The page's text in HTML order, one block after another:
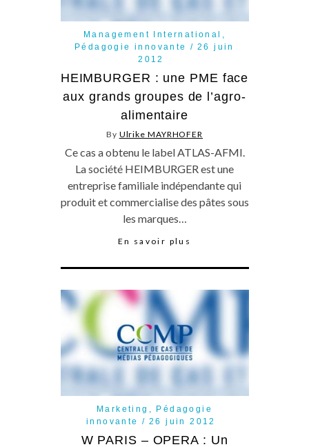
Management International
,
Pédagogie innovante
26 juin
2012
HEIMBURGER : une PME face
aux grands groupes de l’agro-
alimentaire
By Ulrike MAYRHOFER
Ce cas a obtenu le label ATLAS-AFMI.
La société HEIMBURGER est une
entreprise familiale indépendante qui
produit et commercialise des pâtes sous
les marques…
En savoir plus
Marketing ,
Pédagogie
innovante
26 juin 2012
W PARIS – OPERA : Un